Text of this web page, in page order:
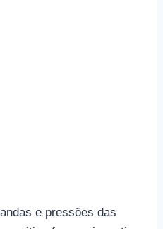
e pressões das